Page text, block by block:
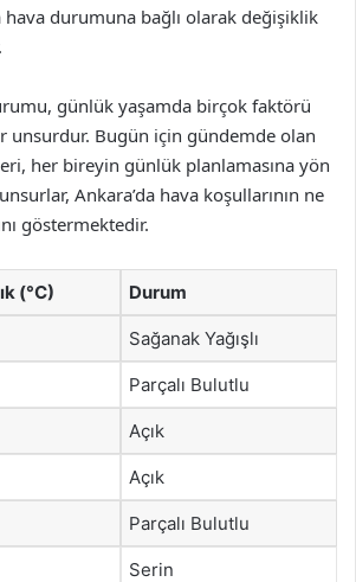
durumuna bağlı olarak değişiklik
günlük yaşamda birçok faktörü
unsurdur. Bugün için gündemde olan
her bireyin günlük planlamasına yön
Ankara’da hava koşullarının ne
göstermektedir.
(°C) Durum
Sağanak Yağışlı
Parçalı Bulutlu
Açık
Açık
Parçalı Bulutlu
Serin